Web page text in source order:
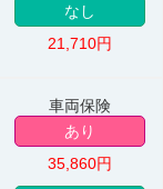
なし
21,710円
車両保険
あり
35,860円